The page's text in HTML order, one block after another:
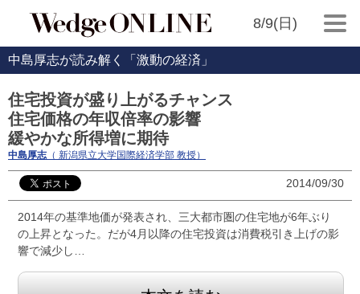
8/9(日)
中島厚志が読み解く「激動の経済」
住宅投資が盛り上がるチャンス
住宅価格の年収倍率の影響
緩やかな所得増に期待
中島厚志（ 新潟県立大学国際経済学部 教授）
2014/09/30
2014年の基準地価が発表され、三大都市圏の住宅地が6年ぶり
の上昇となった。だが4月以降の住宅投資は消費税引き上げの影
響で減少し…